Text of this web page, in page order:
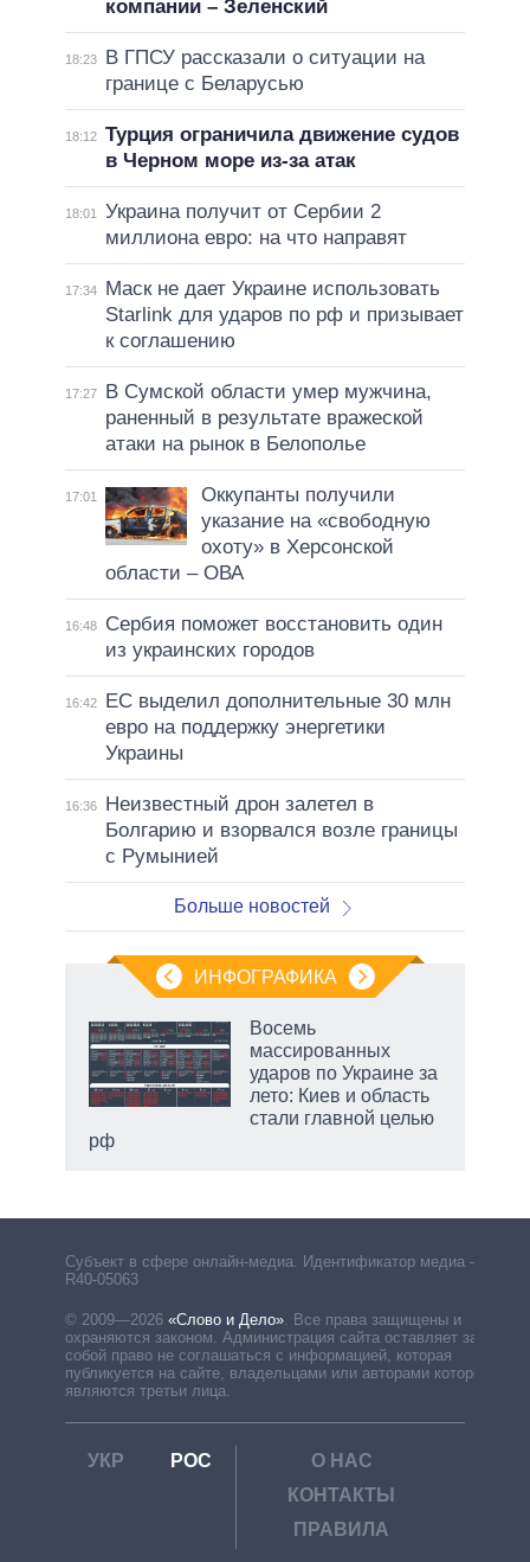
компании – Зеленский
18:23
В ГПСУ рассказали о ситуации на
границе с Беларусью
18:12 Турция ограничила движение судов
в Черном море из-за атак
18:01
Украина получит от Сербии 2
миллиона евро: на что направят
17:34
Маск не дает Украине использовать
Starlink для ударов по рф и призывает
к соглашению
17:27
В Сумской области умер мужчина,
раненный в результате вражеской
атаки на рынок в Белополье
17:01
Оккупанты получили
указание на «свободную
охоту» в Херсонской
области – ОВА
16:48
Сербия поможет восстановить один
из украинских городов
16:42
ЕС выделил дополнительные 30 млн
евро на поддержку энергетики
Украины
16:36
Неизвестный дрон залетел в
Болгарию и взорвался возле границы
с Румынией
Больше новостей
ИНФОГРАФИКА
Восемь
массированных
ударов по Украине за
лето: Киев и область
стали главной целью
рф
Субъект в сфере онлайн-медиа. Идентификатор медиа –
R40-05063
© 2009—2026 «Слово и Дело»
Все права защищены и
охраняются законом. Администрация сайта оставляет за
собой право не соглашаться с информацией, которая
публикуется на сайте, владельцами или авторами которой
являются третьи лица.
УКР РОС
О НАС
КОНТАКТЫ
ПРАВИЛА